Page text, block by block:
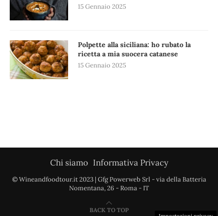
15 Gennaio 2025
Polpette alla siciliana: ho rubato la
ricetta a mia suocera catanese
15 Gennaio 2025
Chi siamo Informativa Privacy
© Wineandfoodtour.it 2023 | Gfg Powerweb Srl - via della Batteria
Nomentana, 26 - Roma - IT
BACK TO TOP